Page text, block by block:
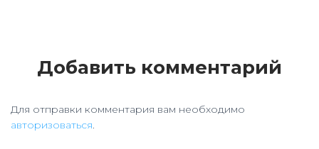
Добавить комментарий
Для отправки комментария вам необходимо
авторизоваться.